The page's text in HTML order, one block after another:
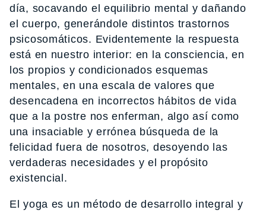
día, socavando el equilibrio mental y dañando
el cuerpo, generándole distintos trastornos
psicosomáticos. Evidentemente la respuesta
está en nuestro interior: en la consciencia, en
los propios y condicionados esquemas
mentales, en una escala de valores que
desencadena en incorrectos hábitos de vida
que a la postre nos enferman, algo así como
una insaciable y errónea búsqueda de la
felicidad fuera de nosotros, desoyendo las
verdaderas necesidades y el propósito
existencial.
El yoga es un método de desarrollo integral y